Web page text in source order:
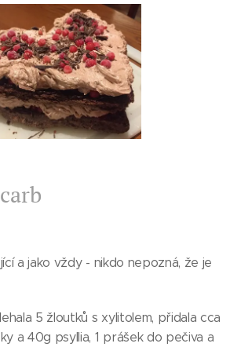
a jako vždy - nikdo nepozná, že je
5 žloutků s xylitolem, přidala cca
a 40g psyllia, 1 prášek do pečiva a